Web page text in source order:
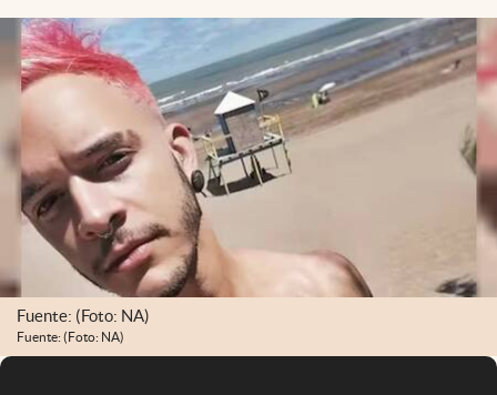
Clase
Clima
Eventos Corporativos
El Cronista Studio
Mediakit
abre en nueva pestaña
Argentina
Fuente: (Foto: NA)
Fuente: (Foto: NA)